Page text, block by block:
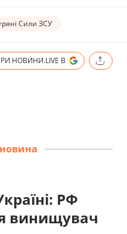
Сили ЗСУ
НОВИНИ.LIVE В
РФ
винищувач